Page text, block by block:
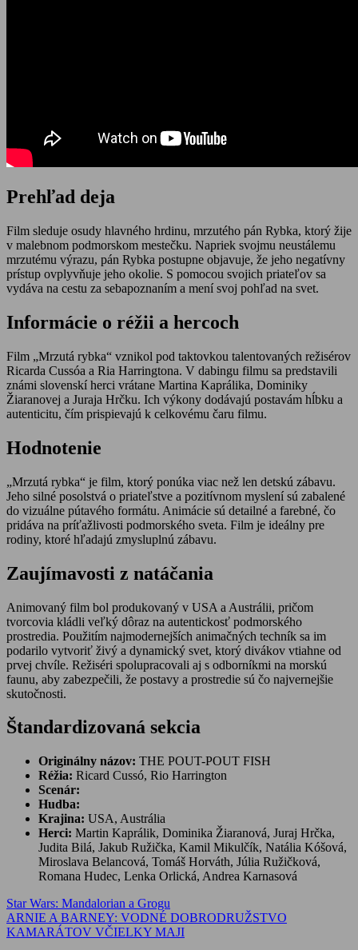
Prehľad deja
Film sleduje osudy hlavného hrdinu, mrzutého pán Rybka, ktorý žije
v malebnom podmorskom mestečku. Napriek svojmu neustálemu
mrzutému výrazu, pán Rybka postupne objavuje, že jeho negatívny
prístup ovplyvňuje jeho okolie. S pomocou svojich priateľov sa
vydáva na cestu za sebapoznaním a mení svoj pohľad na svet.
Informácie o réžii a hercoch
Film „Mrzutá rybka“ vznikol pod taktovkou talentovaných režisérov
Ricarda Cussóa a Ria Harringtona. V dabingu filmu sa predstavili
známi slovenskí herci vrátane Martina Kaprálika, Dominiky
Žiaranovej a Juraja Hrčku. Ich výkony dodávajú postavám hĺbku a
autenticitu, čím prispievajú k celkovému čaru filmu.
Hodnotenie
„Mrzutá rybka“ je film, ktorý ponúka viac než len detskú zábavu.
Jeho silné posolstvá o priateľstve a pozitívnom myslení sú zabalené
do vizuálne pútavého formátu. Animácie sú detailné a farebné, čo
pridáva na príťažlivosti podmorského sveta. Film je ideálny pre
rodiny, ktoré hľadajú zmysluplnú zábavu.
Zaujímavosti z natáčania
Animovaný film bol produkovaný v USA a Austrálii, pričom
tvorcovia kládli veľký dôraz na autentickosť podmorského
prostredia. Použitím najmodernejších animačných techník sa im
podarilo vytvoriť živý a dynamický svet, ktorý divákov vtiahne od
prvej chvíle. Režiséri spolupracovali aj s odborníkmi na morskú
faunu, aby zabezpečili, že postavy a prostredie sú čo najvernejšie
skutočnosti.
Štandardizovaná sekcia
Originálny názov: THE POUT-POUT FISH
Réžia: Ricard Cussó, Rio Harrington
Scenár:
Hudba:
Krajina: USA, Austrália
Herci: Martin Kaprálik, Dominika Žiaranová, Juraj Hrčka,
Judita Bilá, Jakub Ružička, Kamil Mikulčík, Natália Kóšová,
Miroslava Belancová, Tomáš Horváth, Júlia Ružičková,
Romana Hudec, Lenka Orlická, Andrea Karnasová
Navigácia
v
Previous
Post:
Star Wars: Mandalorian a Grogu
Next
Post:
ARNIE A BARNEY: VODNÉ DOBRODRUŽSTVO
KAMARÁTOV VČIELKY MAJI